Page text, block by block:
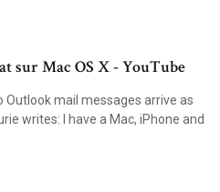
sur Mac OS X - YouTube
Outlook mail messages arrive as
writes: I have a Mac, iPhone and